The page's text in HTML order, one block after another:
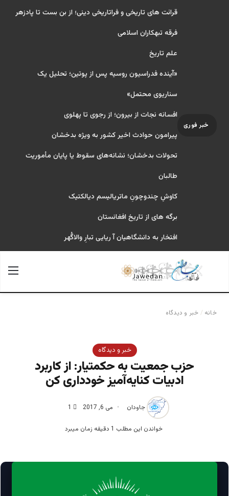
خبر فوری
قرائت های تاریخی و فراتاریخی دینی؛ از بن بست تا پادزهر
فرقه تبهکاران اسلامی
علم تاریخ
«آینده فدراسیون روسیه پس از پوتین؛ تحلیل یک
سناریوی محتمل»
افسانه نجات از بیرون؛ از رجوی تا پهلوی
پیرامون حوادث اخیر کشور به ویژه بدخشان
تحولات بدخشان؛ نشانه‌های سقوط یا پایان مأموریت
طالبان
کاوشِ چندو‌چونِ ماتریالیسم دیالکتیک
برگه های از تاریخ افغانستان
افتخار به دانشگاهیان آ ریایی تبارِ والاگُهر
جستجو برای
خانه / خبر و دیدگاه
خبر و دیدگاه
حزب جمعیت به حکمتیار: از کاربرد
ادبیات کنایه‌آمیز خودداری کن
جاودان می 6, 2017 1
خواندن این مطلب 1 دقیقه زمان میبرد